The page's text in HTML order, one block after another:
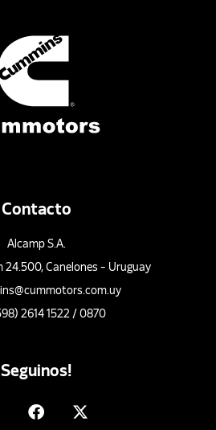
Contacto
Alcamp S.A.
24.500, Canelones - Uruguay
2614 1522 / 0870
Seguinos!